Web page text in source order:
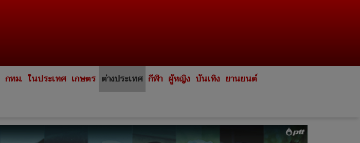
กทม. ในประเทศ เกษตร ต่างประเทศ กีฬา ผู้หญิง บันเทิง ยานยนต์